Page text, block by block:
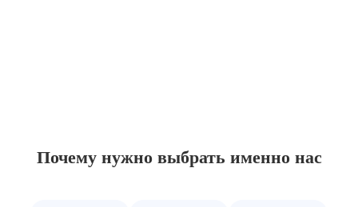
Почему нужно выбрать именно нас